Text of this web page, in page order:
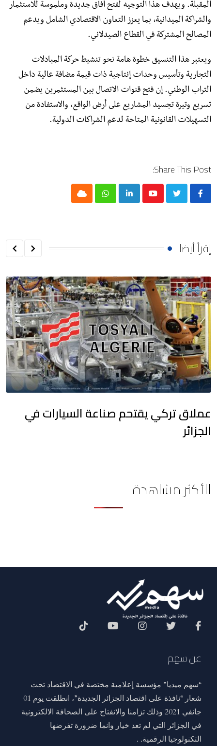
المقبلة. ويهدف هذا التوجيه لفتح آفاق جديدة وملموسة للاستثمار
والشراكة الميدانية، بما يعزز التعاون الاقتصادي الشامل ويدعم
المصالح المشتركة في القطاع الصيدلاني.
ويعتبر هذا التنسيق خطوة هامة نحو تنشيط حركة المبادلات
التجارية وتأسيس وحدات إنتاجية ذات قيمة مضافة عالية داخل
التراب الوطني. إن فتح قنوات الاتصال بين المستثمرين يضمن
تسريع وتيرة تجسيد المشاريع على أرض الواقع، والاستفادة من
التسهيلات القانونية المتاحة لدعم الشراكات الدولية.
Share This Post:
Youtube
LinkedIn
Whatsapp
Cloud
إقرأ أيضا
عملاق تركي يقتحم صناعة السيارات في
الجزائر
الأكثر مشاهدة
عن سهم
“سهم ميديا” مؤسسة إعلامية مختصة في الاقتصاد تحت
شعار “نافذة على اقتصاد الجزائر الجديدة”، انطلقت يوم 01
جانفي 2021 وذلك تزامنا والانفتاح على الصحافة الالكترونية
في الجزائر التي لم تعد خيار وانما ضرورة تفرضها
التكنولوجيا الرقمية. .